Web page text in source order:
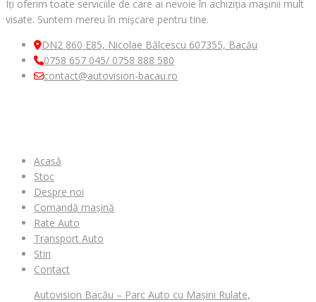
Îți oferim toate serviciile de care ai nevoie în achiziția mașinii mult
visate. Suntem mereu în mișcare pentru tine.
DN2 860 E85, Nicolae Bălcescu 607355, Bacău
0758 657 045/ 0758 888 580
contact@autovision-bacau.ro
Acasă
Stoc
Despre noi
Comandă mașină
Rate Auto
Transport Auto
Stiri
Contact
Autovision Bacău – Parc Auto cu Mașini Rulate,